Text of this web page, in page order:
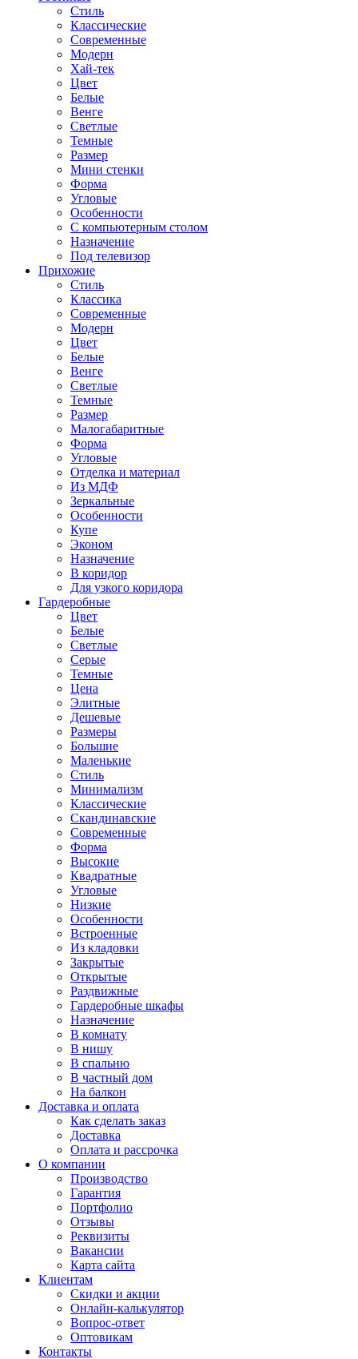
Стиль
Классические
Современные
Модерн
Хай-тек
Цвет
Белые
Венге
Светлые
Темные
Размер
Мини стенки
Форма
Угловые
Особенности
С компьютерным столом
Назначение
Под телевизор
Прихожие
Стиль
Классика
Современные
Модерн
Цвет
Белые
Венге
Светлые
Темные
Размер
Малогабаритные
Форма
Угловые
Отделка и материал
Из МДФ
Зеркальные
Особенности
Купе
Эконом
Назначение
В коридор
Для узкого коридора
Гардеробные
Цвет
Белые
Светлые
Серые
Темные
Цена
Элитные
Дешевые
Размеры
Большие
Маленькие
Стиль
Минимализм
Классические
Скандинавские
Современные
Форма
Высокие
Квадратные
Угловые
Низкие
Особенности
Встроенные
Из кладовки
Закрытые
Открытые
Раздвижные
Гардеробные шкафы
Назначение
В комнату
В нишу
В спальню
В частный дом
На балкон
Доставка и оплата
Как сделать заказ
Доставка
Оплата и рассрочка
О компании
Производство
Гарантия
Портфолио
Отзывы
Реквизиты
Вакансии
Карта сайта
Клиентам
Скидки и акции
Онлайн-калькулятор
Вопрос-ответ
Оптовикам
Контакты